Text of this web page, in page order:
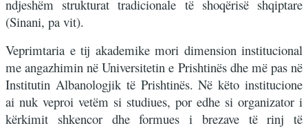
ndjeshëm strukturat tradicionale të shoqërisë shqiptare
(Sinani, pa vit).
Veprimtaria e tij akademike mori dimension institucional
me angazhimin në Universitetin e Prishtinës dhe më pas në
Institutin Albanologjik të Prishtinës. Në këto institucione
ai nuk veproi vetëm si studiues, por edhe si organizator i
kërkimit shkencor dhe formues i brezave të rinj të